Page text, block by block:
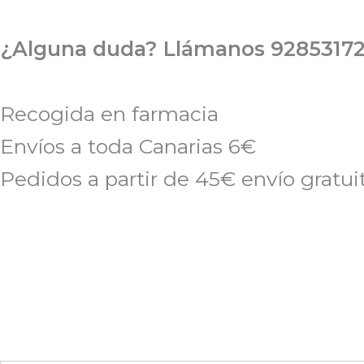
al
¿Alguna duda? Llámanos
Recogida en farmacia
Envíos a toda Canarias 6€
Pedidos a partir de 45€ envío